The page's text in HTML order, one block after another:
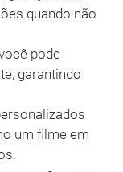
quando não
pode
garantindo
um filme em